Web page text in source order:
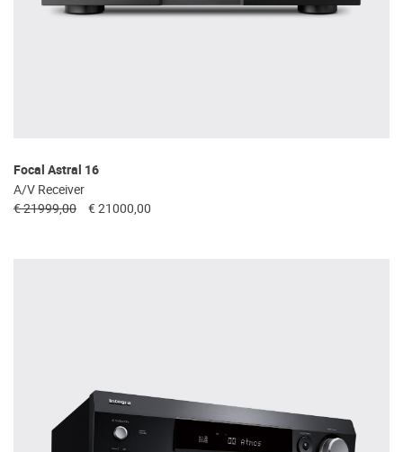
Focal Astral 16
A/V Receiver
€ 21999,00
€ 21000,00